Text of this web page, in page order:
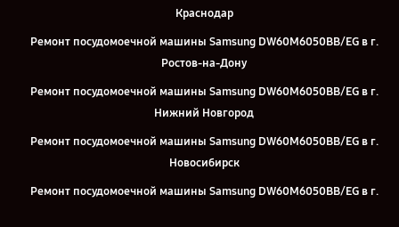
Краснодар
Ремонт посудомоечной машины Samsung DW60M6050BB/EG в г.
Ростов-на-Дону
Ремонт посудомоечной машины Samsung DW60M6050BB/EG в г.
Нижний Новгород
Ремонт посудомоечной машины Samsung DW60M6050BB/EG в г.
Новосибирск
Ремонт посудомоечной машины Samsung DW60M6050BB/EG в г.